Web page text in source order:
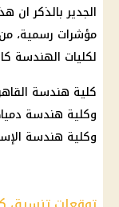
الجدير بالذكر ان
مؤشرات رسمية،
لكليات الهندسة
وكلية هندسة دمياط 85 %، وكلية
وكلية هندسة